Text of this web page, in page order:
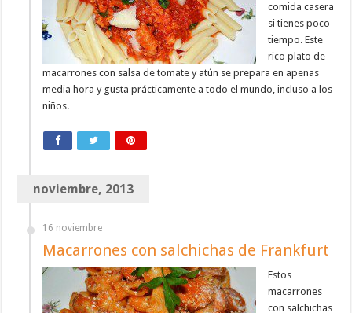
comida casera
si tienes poco
tiempo. Este
rico plato de
macarrones con salsa de tomate y atún se prepara en apenas
media hora y gusta prácticamente a todo el mundo, incluso a los
niños.
noviembre, 2013
16 noviembre
Macarrones con salchichas de Frankfurt
Estos
macarrones
con salchichas